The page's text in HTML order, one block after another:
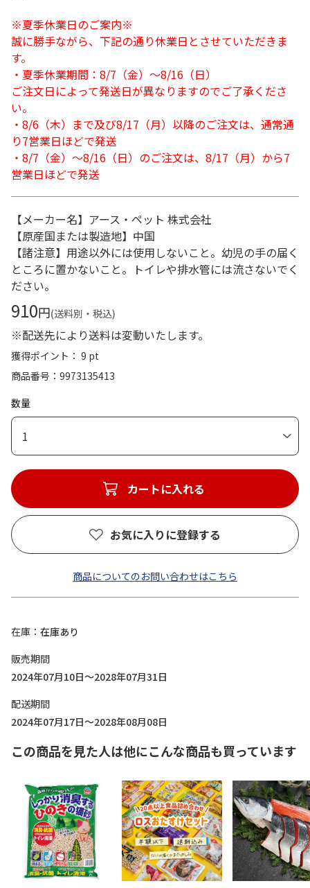
※夏季休業日のご案内※
誠に勝手ながら、下記の通り休業日とさせていただきま
す。
・夏季休業期間：8/7（金）～8/16（日）
ご注文日によって発送日が異なりますのでご了承くださ
い。
・8/6（木）まで及び8/17（月）以降のご注文は、通常通
り7営業日ほどで発送
・8/7（金）～8/16（日）のご注文は、8/17（月）から7
営業日ほどで発送
【メーカー名】アース・ペット 株式会社
【原産国または製造地】中国
【諸注意】用途以外には使用しないこと。幼児の手の届く
ところに置かないこと。トイレや排水管には流さないでく
ださい。
910円(送料別・税込)
※配送先により送料は変動いたします。
獲得ポイント： 9 pt
商品番号
9973135413
数量
1
カートに入れる
お気に入りに登録する
商品についてのお問い合わせはこちら
在庫
在庫あり
販売期間
2024年07月10日～2028年07月31日
配送期間
2024年07月17日～2028年08月08日
この商品を見た人は他にこんな商品も買っています